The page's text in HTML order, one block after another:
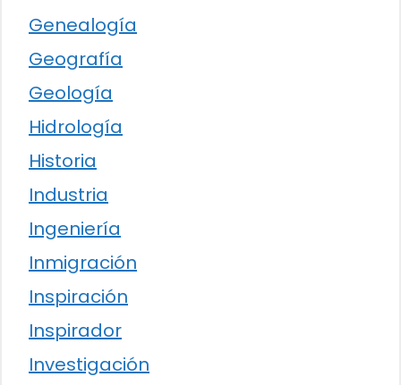
Genealogía
Geografía
Geología
Hidrología
Historia
Industria
Ingeniería
Inmigración
Inspiración
Inspirador
Investigación